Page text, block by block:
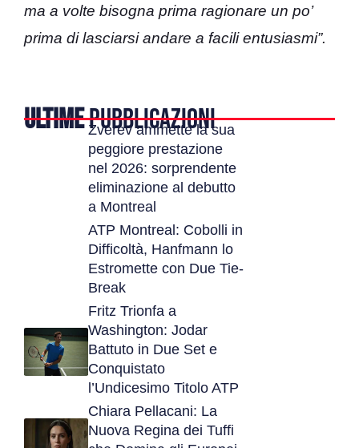
ma a volte bisogna prima ragionare un po’
prima di lasciarsi andare a facili entusiasmi”.
ULTIMEPUBBLICAZIONI
Zverev ammette la sua
peggiore prestazione
nel 2026: sorprendente
eliminazione al debutto
a Montreal
ATP Montreal: Cobolli in
Difficoltà, Hanfmann lo
Estromette con Due Tie-
Break
Fritz Trionfa a
Washington: Jodar
Battuto in Due Set e
Conquistato
l’Undicesimo Titolo ATP
Chiara Pellacani: La
Nuova Regina dei Tuffi